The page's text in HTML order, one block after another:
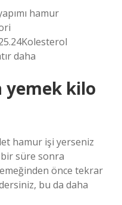
hamur
daha
yemek kilo
hamur işi yerseniz
bir süre sonra
önce tekrar
bu da daha